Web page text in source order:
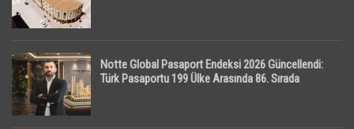
Notte Global Pasaport Endeksi 2026 Güncellendi:
Türk Pasaportu 199 Ülke Arasında 86. Sırada